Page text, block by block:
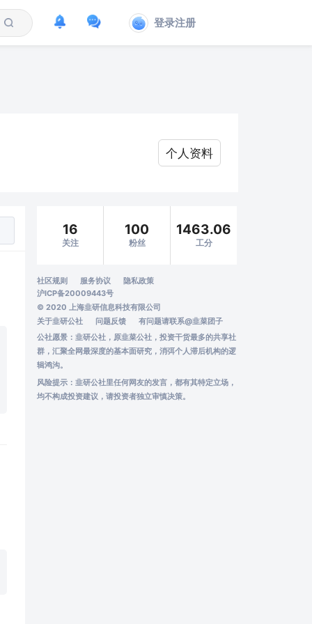
登录注册
个人资料
16
关注
100
粉丝
1463.06
工分
社区规则 服务协议
隐私政策
沪ICP备20009443号
© 2020 上海韭研信息科技有限公司
关于韭研公社
问题反馈 有问题请联系@韭菜团子
公社愿景：韭研公社，原韭菜公社，投资干货最多的共享社
群，汇聚全网最深度的基本面研究，消弭个人滞后机构的逻
辑鸿沟。
风险提示：韭研公社里任何网友的发言，都有其特定立场，
均不构成投资建议，请投资者独立审慎决策。